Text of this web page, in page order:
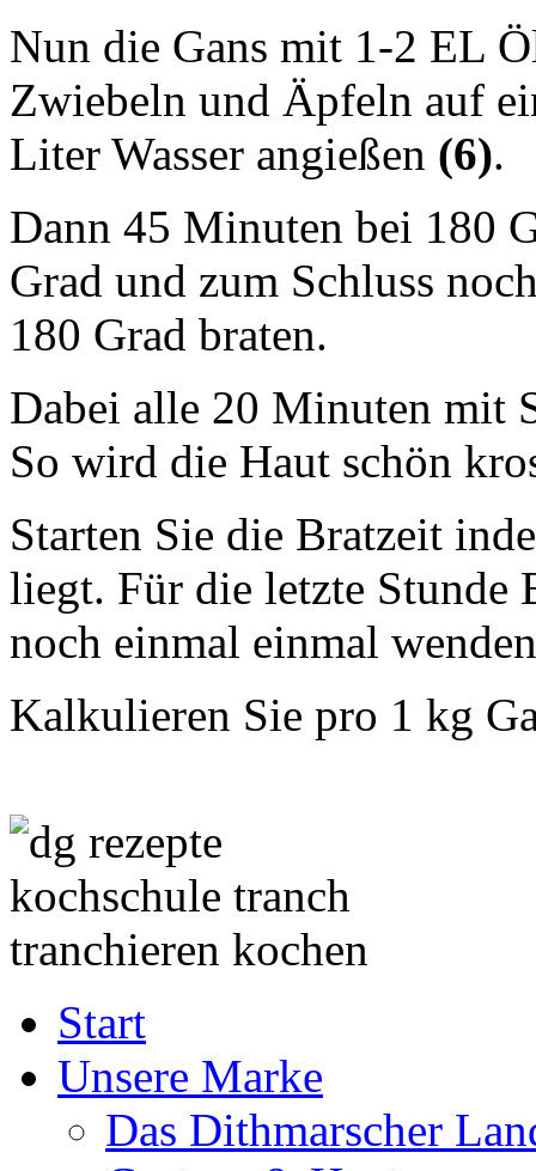
Nun die Gans mit 1-2 EL
Zwiebeln und Äpfeln auf
Liter Wasser angießen (6).
Dann 45 Minuten bei 180
Grad und zum Schluss
180 Grad braten.
Dabei alle 20 Minuten mit
So wird die Haut schön
Starten Sie die Bratzeit
liegt. Für die letzte Stunde
noch einmal einmal
Kalkulieren Sie pro 1 kg
Start
Unsere Marke
Das Dithmarscher